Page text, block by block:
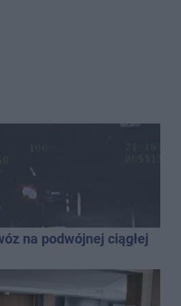
na podwójnej ciągłej